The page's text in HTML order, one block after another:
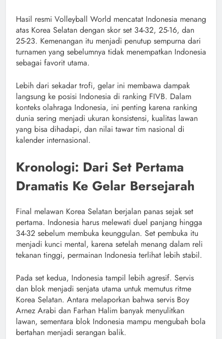
Hasil resmi Volleyball World mencatat Indonesia menang
atas Korea Selatan dengan skor set 34-32, 25-16, dan
25-23. Kemenangan itu menjadi penutup sempurna dari
turnamen yang sebelumnya tidak menempatkan Indonesia
sebagai favorit utama.
Lebih dari sekadar trofi, gelar ini membawa dampak
langsung ke posisi Indonesia di ranking FIVB. Dalam
konteks olahraga Indonesia, ini penting karena ranking
dunia sering menjadi ukuran konsistensi, kualitas lawan
yang bisa dihadapi, dan nilai tawar tim nasional di
kalender internasional.
Kronologi: Dari Set Pertama
Dramatis Ke Gelar Bersejarah
Final melawan Korea Selatan berjalan panas sejak set
pertama. Indonesia harus melewati duel panjang hingga
34-32 sebelum membuka keunggulan. Set pembuka itu
menjadi kunci mental, karena setelah menang dalam reli
tekanan tinggi, permainan Indonesia terlihat lebih stabil.
Pada set kedua, Indonesia tampil lebih agresif. Servis
dan blok menjadi senjata utama untuk memutus ritme
Korea Selatan. Antara melaporkan bahwa servis Boy
Arnez Arabi dan Farhan Halim banyak menyulitkan
lawan, sementara blok Indonesia mampu mengubah bola
bertahan menjadi serangan balik.